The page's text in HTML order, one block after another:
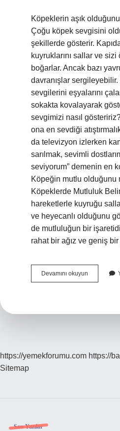
Köpeklerin aşık
Çoğu köpek sevgisini
şekillerde gösterir.
kuyruklarını sallar ve
boğarlar. Ancak bazı
davranışlar
sevgilerini eşyalarını
sokakta kovalayarak
sevgimizi nasıl gösteririz?
ona en sevdiği
da televizyon izlerken
sarılmak, sevimli
seviyorum” demenin en
Köpeğin mutlu olduğunu
Köpeklerde Mutluluk
hareketlerle kuyruğu
ve heyecanlı olduğunu
de mutluluğun bir
rahat bir ağız ve geniş
Devamını okuyun Köpeğin
Sahibini
https://yemekforumu.com https://
Sitemap
Son Yazılar